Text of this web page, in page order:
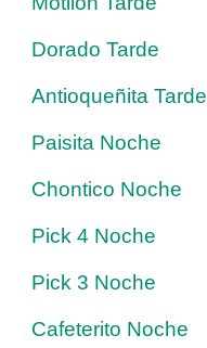
Dorado Tarde
Antioqueñita Tarde
Paisita Noche
Chontico Noche
Pick 4 Noche
Pick 3 Noche
Cafeterito Noche